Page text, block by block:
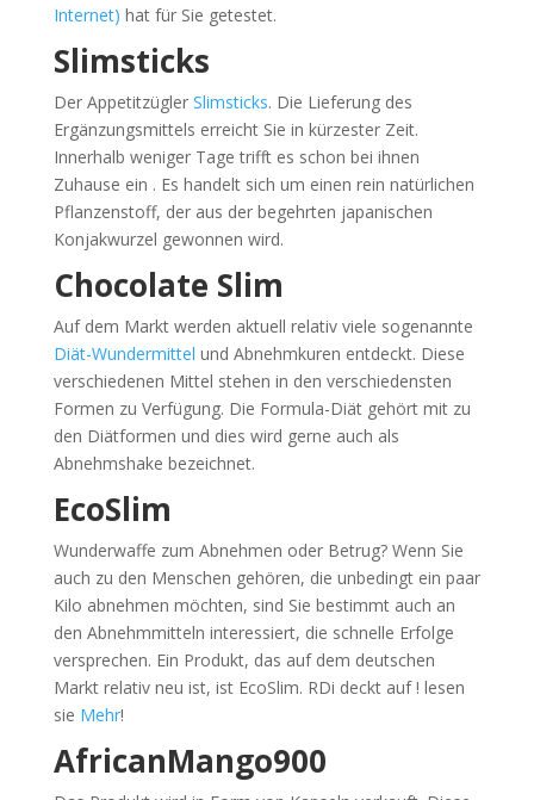
Internet) hat für Sie getestet.
Slimsticks
Der Appetitzügler Slimsticks. Die Lieferung des
Ergänzungsmittels erreicht Sie in kürzester Zeit.
Innerhalb weniger Tage trifft es schon bei ihnen
Zuhause ein . Es handelt sich um einen rein natürlichen
Pflanzenstoff, der aus der begehrten japanischen
Konjakwurzel gewonnen wird.
Chocolate Slim
Auf dem Markt werden aktuell relativ viele sogenannte
Diät-Wundermittel und Abnehmkuren entdeckt. Diese
verschiedenen Mittel stehen in den verschiedensten
Formen zu Verfügung. Die Formula-Diät gehört mit zu
den Diätformen und dies wird gerne auch als
Abnehmshake bezeichnet.
EcoSlim
Wunderwaffe zum Abnehmen oder Betrug? Wenn Sie
auch zu den Menschen gehören, die unbedingt ein paar
Kilo abnehmen möchten, sind Sie bestimmt auch an
den Abnehmmitteln interessiert, die schnelle Erfolge
versprechen. Ein Produkt, das auf dem deutschen
Markt relativ neu ist, ist EcoSlim. RDi deckt auf ! lesen
sie Mehr!
AfricanMango900